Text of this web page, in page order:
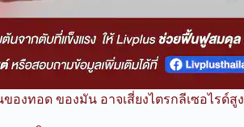
งทอด ของมัน อาจเสี่ยงไตรกลีเซอไรด์สูง